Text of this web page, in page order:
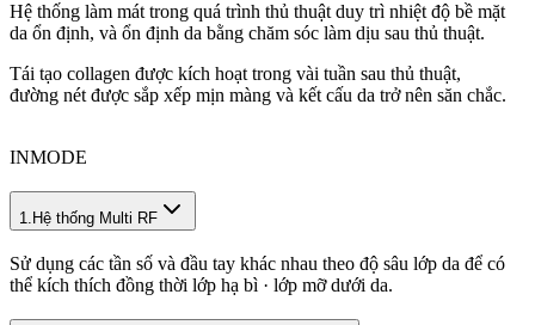
Hệ thống làm mát trong quá trình thủ thuật duy trì nhiệt độ bề mặt
da ổn định, và ổn định da bằng chăm sóc làm dịu sau thủ thuật.
Tái tạo collagen được kích hoạt trong vài tuần sau thủ thuật,
đường nét được sắp xếp mịn màng và kết cấu da trở nên săn chắc.
INMODE
1. Hệ thống Multi RF
Sử dụng các tần số và đầu tay khác nhau theo độ sâu lớp da để có
thể kích thích đồng thời lớp hạ bì · lớp mỡ dưới da.